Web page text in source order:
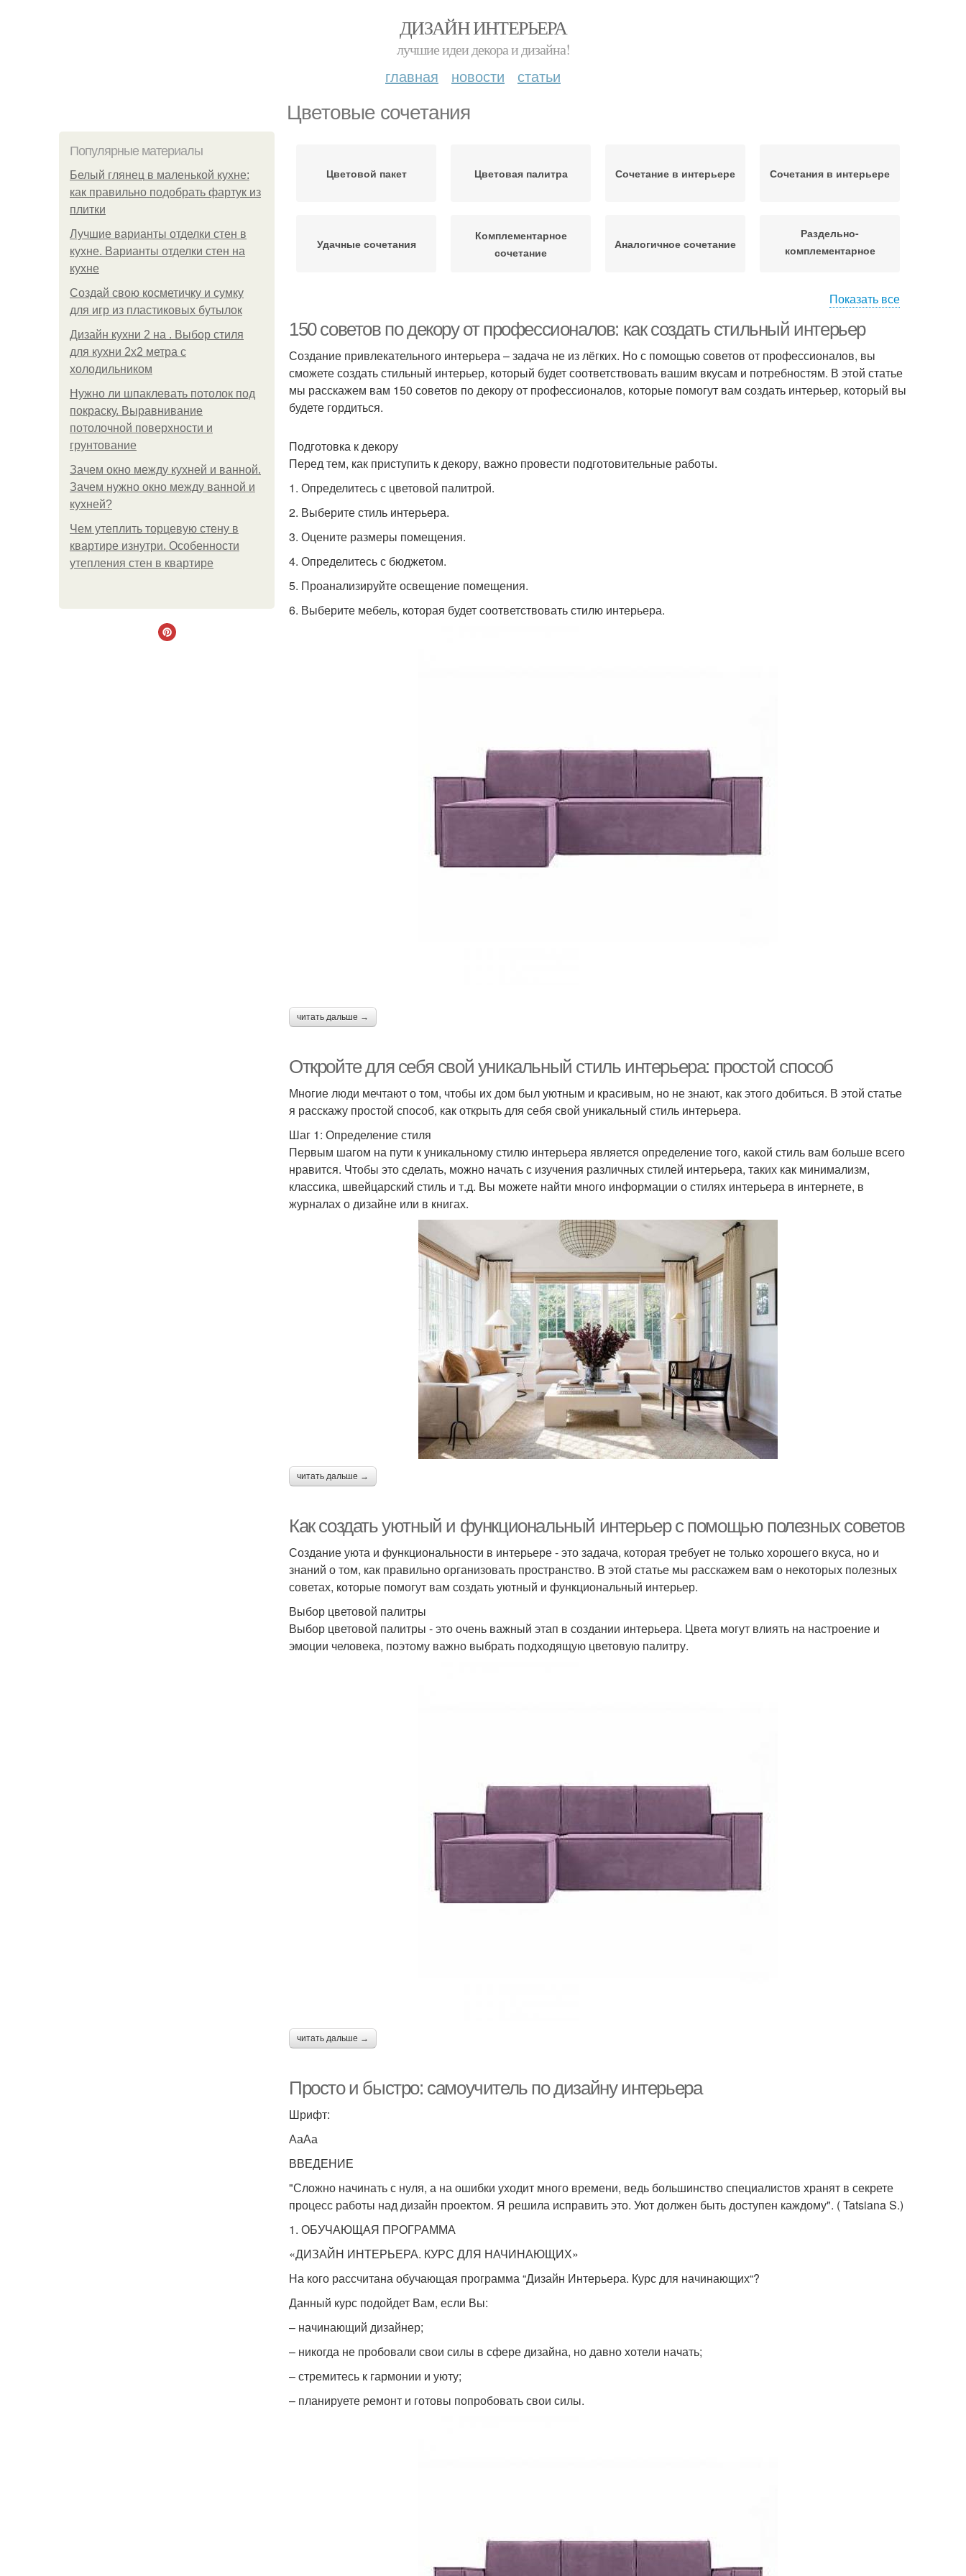
ДИЗАЙН ИНТЕРЬЕРА
лучшие идеи декора и дизайна!
главная новости статьи
Цветовые сочетания
Популярные материалы
Белый глянец в маленькой кухне:
как правильно подобрать фартук из
плитки
Лучшие варианты отделки стен в
кухне. Варианты отделки стен на
кухне
Создай свою косметичку и сумку
для игр из пластиковых бутылок
Дизайн кухни 2 на . Выбор стиля
для кухни 2х2 метра с
холодильником
Нужно ли шпаклевать потолок под
покраску. Выравнивание
потолочной поверхности и
грунтование
Зачем окно между кухней и ванной.
Зачем нужно окно между ванной и
кухней?
Чем утеплить торцевую стену в
квартире изнутри. Особенности
утепления стен в квартире
Цветовой пакет Цветовая палитра Сочетание в интерьере Сочетания в интерьере
Удачные сочетания
Комплементарное
сочетание
Аналогичное сочетание
Раздельно-
комплементарное
плитки
сочетанию
Показать все
150 советов по декору от профессионалов: как создать стильный интерьер
Создание привлекательного интерьера – задача не из лёгких. Но с помощью советов от профессионалов, вы
сможете создать стильный интерьер, который будет соответствовать вашим вкусам и потребностям. В этой статье
мы расскажем вам 150 советов по декору от профессионалов, которые помогут вам создать интерьер, который вы
будете гордиться.
Подготовка к декору
Перед тем, как приступить к декору, важно провести подготовительные работы.
1. Определитесь с цветовой палитрой.
2. Выберите стиль интерьера.
3. Оцените размеры помещения.
4. Определитесь с бюджетом.
5. Проанализируйте освещение помещения.
6. Выберите мебель, которая будет соответствовать стилю интерьера.
читать дальше →
Откройте для себя свой уникальный стиль интерьера: простой способ
Многие люди мечтают о том, чтобы их дом был уютным и красивым, но не знают, как этого добиться. В этой статье
я расскажу простой способ, как открыть для себя свой уникальный стиль интерьера.
Шаг 1: Определение стиля
Первым шагом на пути к уникальному стилю интерьера является определение того, какой стиль вам больше всего
нравится. Чтобы это сделать, можно начать с изучения различных стилей интерьера, таких как минимализм,
классика, швейцарский стиль и т.д. Вы можете найти много информации о стилях интерьера в интернете, в
журналах о дизайне или в книгах.
читать дальше →
Как создать уютный и функциональный интерьер с помощью полезных советов
Создание уюта и функциональности в интерьере - это задача, которая требует не только хорошего вкуса, но и
знаний о том, как правильно организовать пространство. В этой статье мы расскажем вам о некоторых полезных
советах, которые помогут вам создать уютный и функциональный интерьер.
Выбор цветовой палитры
Выбор цветовой палитры - это очень важный этап в создании интерьера. Цвета могут влиять на настроение и
эмоции человека, поэтому важно выбрать подходящую цветовую палитру.
читать дальше →
Просто и быстро: самоучитель по дизайну интерьера
Шрифт:
АаАа
ВВЕДЕНИЕ
"Сложно начинать с нуля, а на ошибки уходит много времени, ведь большинство специалистов хранят в секрете
процесс работы над дизайн проектом. Я решила исправить это. Уют должен быть доступен каждому". ( Tatsiana S.)
1. ОБУЧАЮЩАЯ ПРОГРАММА
«ДИЗАЙН ИНТЕРЬЕРА. КУРС ДЛЯ НАЧИНАЮЩИХ»
На кого рассчитана обучающая программа “Дизайн Интерьера. Курс для начинающих“?
Данный курс подойдет Вам, если Вы:
– начинающий дизайнер;
– никогда не пробовали свои силы в сфере дизайна, но давно хотели начать;
– стремитесь к гармонии и уюту;
– планируете ремонт и готовы попробовать свои силы.